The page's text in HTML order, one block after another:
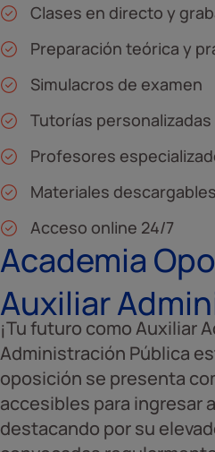
Clases en directo y
Preparación teórica y
Simulacros de examen
Tutorías personalizadas
Profesores
Materiales descargables
Acceso online 24/7
Academia
Auxiliar
¡Tu futuro como Auxiliar
Administración Pública
oposición se presenta
accesibles para ingresar
destacando por su